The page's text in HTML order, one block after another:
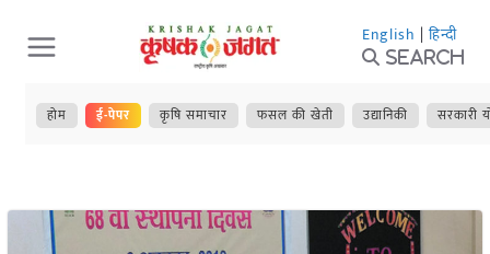
Skip
to
content
English | हिन्दी
Search
होम ई-पेपर कृषि समाचार फसल की खेती उद्यानिकी सरकारी